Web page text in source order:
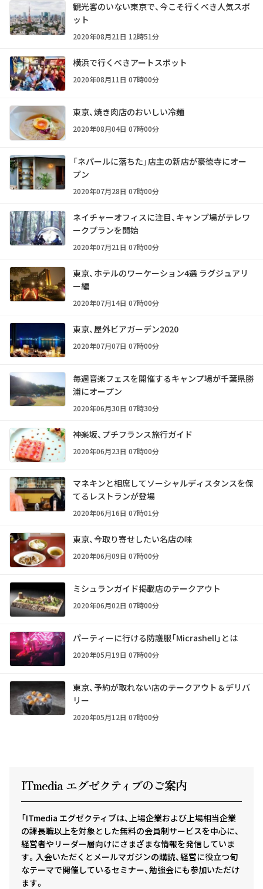
観光客のいない東京で、今こそ行くべき人気スポ
ット
2020年08月21日 12時51分
横浜で行くべきアートスポット
2020年08月11日 07時00分
東京、焼き肉店のおいしい冷麺
2020年08月04日 07時00分
「ネパールに落ちた」店主の新店が豪徳寺にオー
プン
2020年07月28日 07時00分
ネイチャーオフィスに注目、キャンプ場がテレワ
ークプランを開始
2020年07月21日 07時00分
東京、ホテルのワーケーション4選 ラグジュアリ
ー編
2020年07月14日 07時00分
東京、屋外ビアガーデン2020
2020年07月07日 07時00分
毎週音楽フェスを開催するキャンプ場が千葉県勝
浦にオープン
2020年06月30日 07時30分
神楽坂、プチフランス旅行ガイド
2020年06月23日 07時00分
マネキンと相席してソーシャルディスタンスを保
てるレストランが登場
2020年06月16日 07時01分
東京、今取り寄せしたい名店の味
2020年06月09日 07時00分
ミシュランガイド掲載店のテークアウト
2020年06月02日 07時00分
パーティーに行ける防護服「Micrashell」とは
2020年05月19日 07時00分
東京、予約が取れない店のテークアウト＆デリバ
リー
2020年05月12日 07時00分
ITmedia エグゼクティ ブのご案内
「ITmedia エグゼクティブは、上場企業および上場相当企業
の課長職以上を対象とした無料の会員制サービスを中心に、
経営者やリーダー層向けにさまざまな情報を発信していま
す。入会いただくとメールマガジンの購読、経営に役立つ旬
なテーマで開催しているセミナー、勉強会にも参加いただけ
ます。